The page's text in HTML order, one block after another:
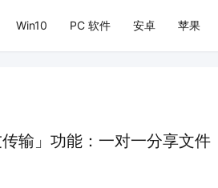
Win10 PC 软件 安卓 苹果
输」功能：一对一分享文件